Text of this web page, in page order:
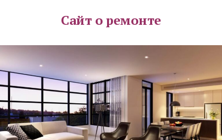
Сайт о ремонте